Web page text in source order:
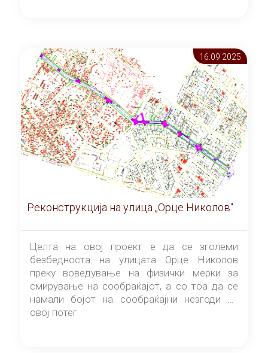
16.09 2025
Реконструкција на улица „Орце Николов“
Целта на овој проект е да се зголеми
безбедноста на улицата Орце Николов
преку воведување на физички мерки за
смирување на сообраќајот, а со тоа да се
намали бојот на сообраќајни незгоди на
овој потег